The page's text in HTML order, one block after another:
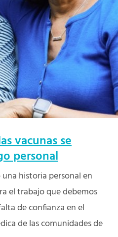
vacunas se
personal
historia personal en
el trabajo que debemos
de confianza en el
de las comunidades de